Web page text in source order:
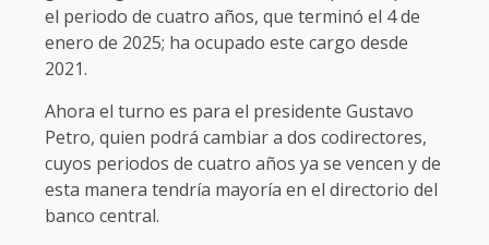
el periodo de cuatro años, que terminó el 4 de
enero de 2025; ha ocupado este cargo desde
2021.
Ahora el turno es para el presidente Gustavo
Petro, quien podrá cambiar a dos codirectores,
cuyos periodos de cuatro años ya se vencen y de
esta manera tendría mayoría en el directorio del
banco central.